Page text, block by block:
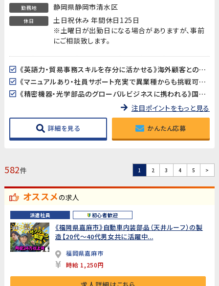
勤務地 静岡県静岡市清水区
休日
土日祝休み 年間休日125日
※土曜日が出勤日になる場合がありますが、事前
にご相談致します。
《英語力・貿易事務スキルを存分に活かせる》海外顧客とのメール対応（英語）や貿易書類（Invoice・Packing List等）の作成など、英語と貿易事務のスキルをフルに発揮できるポジションです。
《マニュアルあり・社員サポート充実で異業種からも挑戦可能》業務マニュアルが整備されており、経験豊富な社員からのサポートを受けながら業務に取り組めます。貿易事務が初めての方でも事務職経験があれば安心してスタートできます。
《精密機器・光学部品のグローバルビジネスに携われる》国際的なビジネスの現場で、海外顧客との取引を支えるやりがいのある仕事です。長期的にスキルを磨きながら働ける環境が整っています。
注目ポイントをもっと見る
詳細を見る かんたん応募
582件 1 2 3 4 5 >
オススメの求人
派遣社員 初心者歓迎
《福岡県嘉麻市》自動車内装部品（天井ルーフ）の製
造【20代～40代男女共に活躍中...
福岡県嘉麻市
時給 1,250円